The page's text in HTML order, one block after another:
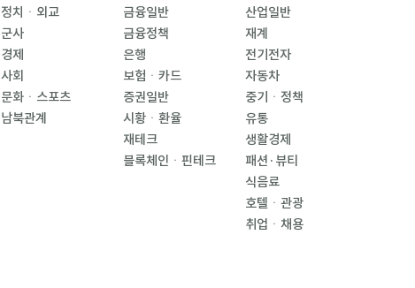
정치ㆍ외교
군사
경제
사회
문화ㆍ스포츠
남북관계
금융일반
금융정책
은행
보험ㆍ카드
증권일반
시황ㆍ환율
재테크
블록체인ㆍ핀테크
산업일반
재계
전기전자
자동차
중기ㆍ정책
유통
생활경제
패션·뷰티
식음료
호텔ㆍ관광
취업ㆍ채용